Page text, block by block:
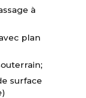
à
plan
surface